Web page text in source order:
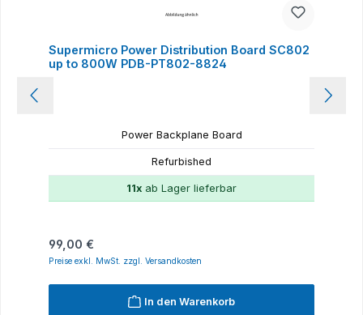
Supermicro Power Distribution Board SC802
up to 800W PDB-PT802-8824
Power Backplane Board
Refurbished
11x ab Lager lieferbar
Regulärer Preis:
99,00 €
Preise exkl. MwSt. zzgl. Versandkosten
In den Warenkorb